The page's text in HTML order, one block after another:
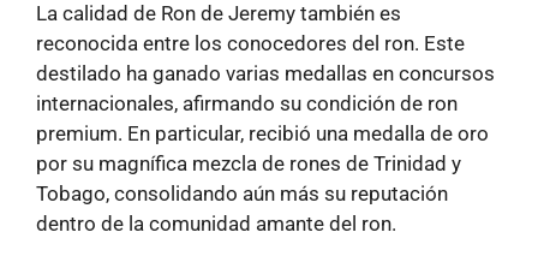
La calidad de Ron de Jeremy también es
reconocida entre los conocedores del ron. Este
destilado ha ganado varias medallas en concursos
internacionales, afirmando su condición de ron
premium. En particular, recibió una medalla de oro
por su magnífica mezcla de rones de Trinidad y
Tobago, consolidando aún más su reputación
dentro de la comunidad amante del ron.